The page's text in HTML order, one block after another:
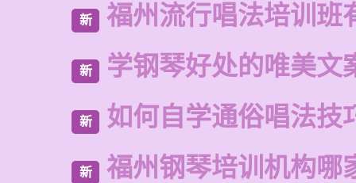
新 福州流行唱法培训班
新 学钢琴好处的唯美文
新 如何自学通俗唱法技
新 福州钢琴培训机构哪